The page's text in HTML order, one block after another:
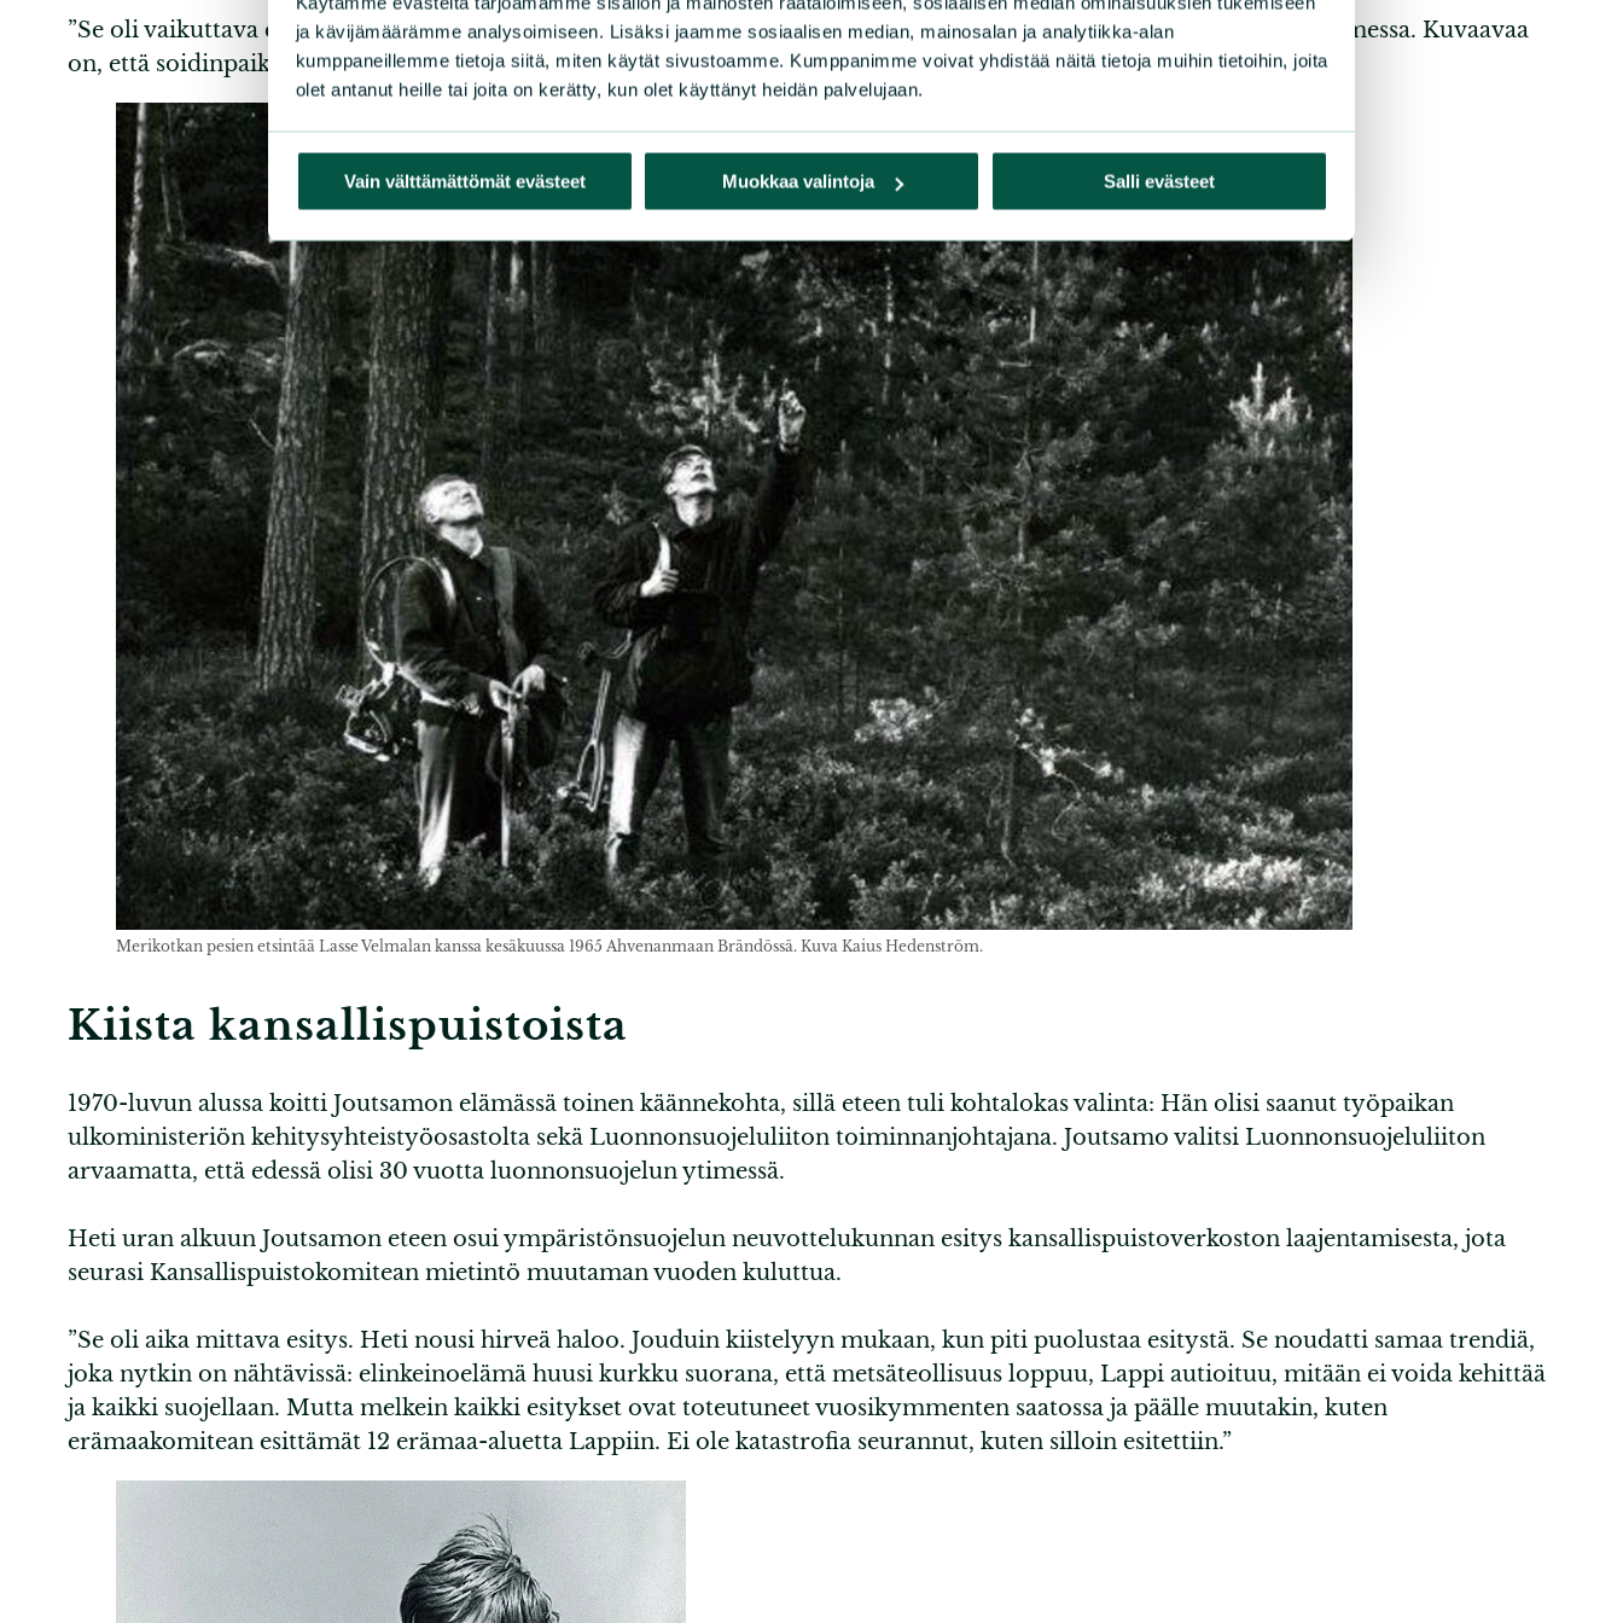
ja kävijämäärämme analysoimiseen. Lisäksi jaamme sosiaalisen median, mainosalan ja analytiikka-alan
kumppaneillemme tietoja siitä, miten käytät sivustoamme. Kumppanimme voivat yhdistää näitä tietoja muihin tietoihin, joita
olet antanut heille tai joita on kerätty, kun olet käyttänyt heidän palvelujaan.
Vain välttämättömät evästeet Muokkaa valintoja Salli evästeet
”Se oli vaikuttava elämys nuorelle ja alku lintuharrastukselleni. Siihen aikaan metso oli suht yleinenkin Lounais-Suomessa. Kuvaavaa
on, että soidinpaikan kohdalla menee nykyään Helsinki–Turku-moottoritie.”
Merikotkan pesien etsintää Lasse Velmalan kanssa kesäkuussa 1965 Ahvenanmaan Brändössä. Kuva Kaius Hedenström.
Kiista kansallispuistoista
1970-luvun alussa koitti Joutsamon elämässä toinen käännekohta, sillä eteen tuli kohtalokas valinta: Hän olisi saanut työpaikan
ulkoministeriön kehitysyhteistyöosastolta sekä Luonnonsuojeluliiton toiminnanjohtajana. Joutsamo valitsi Luonnonsuojeluliiton
arvaamatta, että edessä olisi 30 vuotta luonnonsuojelun ytimessä.
Heti uran alkuun Joutsamon eteen osui ympäristönsuojelun neuvottelukunnan esitys kansallispuistoverkoston laajentamisesta, jota
seurasi Kansallispuistokomitean mietintö muutaman vuoden kuluttua.
”Se oli aika mittava esitys. Heti nousi hirveä haloo. Jouduin kiistelyyn mukaan, kun piti puolustaa esitystä. Se noudatti samaa trendiä,
joka nytkin on nähtävissä: elinkeinoelämä huusi kurkku suorana, että metsäteollisuus loppuu, Lappi autioituu, mitään ei voida kehittää
ja kaikki suojellaan. Mutta melkein kaikki esitykset ovat toteutuneet vuosikymmenten saatossa ja päälle muutakin, kuten
erämaakomitean esittämät 12 erämaa-aluetta Lappiin. Ei ole katastrofia seurannut, kuten silloin esitettiin.”